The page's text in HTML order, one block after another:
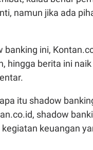
namun jika ada
banking ini,
hingga berita ini
itu shadow
shadow
keuangan